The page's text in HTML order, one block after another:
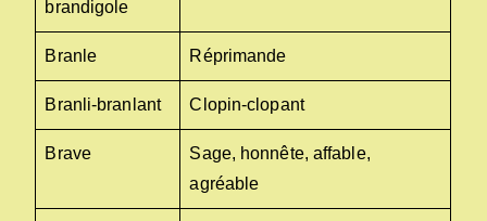
brandigole
Branle Réprimande
Branli-branlant Clopin-clopant
Brave
Sage, honnête, affable,
agréable